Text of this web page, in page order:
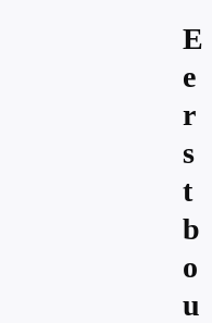
E
e
r
s
t
b
o
u